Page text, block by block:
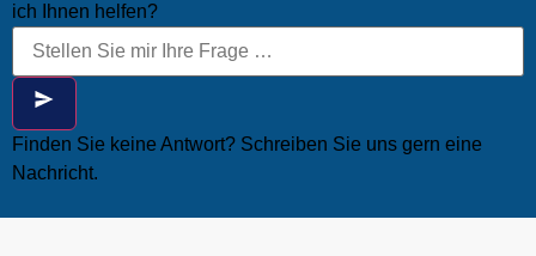
ich Ihnen helfen?
Finden Sie keine Antwort? Schreiben Sie uns gern eine
Nachricht.